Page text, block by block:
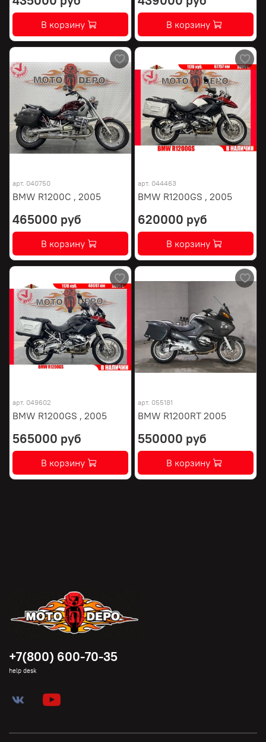
В корзину В корзину
арт. 040750
BMW R1200C , 2005
465000 руб
В корзину
арт. 044463
BMW R1200GS , 2005
620000 руб
В корзину
арт. 049602
BMW R1200GS , 2005
565000 руб
В корзину
арт. 055181
BMW R1200RT 2005
550000 руб
В корзину
+7(800) 600-70-35
help desk